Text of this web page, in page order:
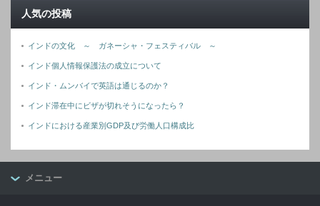
人気の投稿
インドの文化 ～ ガネーシャ・フェスティバル ～
インド個人情報保護法の成立について
インド・ムンバイで英語は通じるのか？
インド滞在中にビザが切れそうになったら？
インドにおける産業別GDP及び労働人口構成比
メニュー